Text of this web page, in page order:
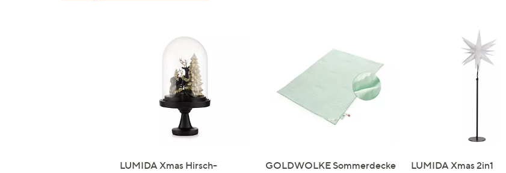
LUMIDA Xmas Hirsch-
GOLDWOLKE Sommerdecke
LUMIDA Xmas 2in1